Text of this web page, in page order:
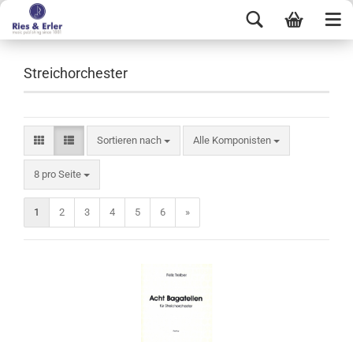
Streichorchester
Sortieren nach Alle Komponisten
8 pro Seite
1 2 3 4 5 6 »